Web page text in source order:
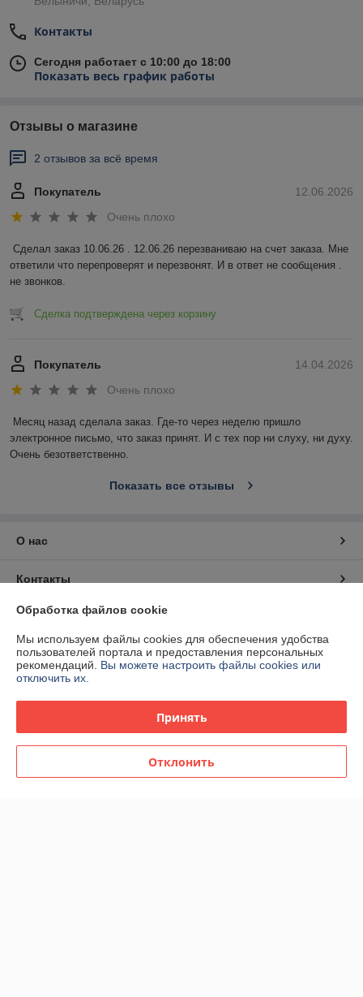
Контакты
Сегодня работает с 10:00 до 18:00
Показать весь график работы
Отзывы о магазине
2 отзывов за всё время
12.06.2026
Покупатель
Очень плохо
Сделал заказ 10.06.26 . 12.06.26 перезваниваю на счет заказа. Мне
ответили что перепроверят и перезвонят. И в ответ не сообщения .
не звонков.
Сделка подтверждена через корзину
14.04.2026
Покупатель
Очень плохо
Месяц назад сделала заказ. Где-то через неделю пришло
электронное письмо, что заказ принят. И с тех пор ни слуху, ни духу.
Очень безответственно.
Показать все отзывы
О нас
Контакты
Доставка и оплата
График работы
Политика обработки cookies
Сайт создан на платформе Deal.by
Обработка файлов cookie
Мы используем файлы cookies для обеспечения удобства
пользователей портала и предоставления персональных
рекомендаций. Вы можете настроить файлы cookies или
отключить их.
Принять
Отклонить